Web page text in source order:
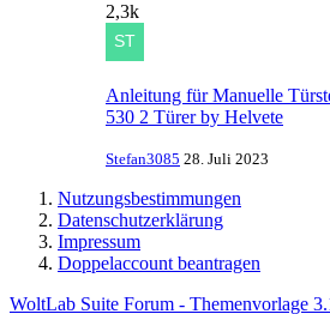
2,3k
Anleitung für Manuelle
530 2 Türer by Helvete
Stefan3085 28. Juli 2023
Nutzungsbestimmungen
Datenschutzerklärung
Impressum
Doppelaccount beantragen
WoltLab Suite Forum - Themenvorlage